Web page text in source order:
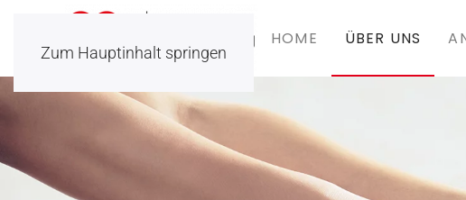
Zum Hauptinhalt springen
HOME ÜBER UNS